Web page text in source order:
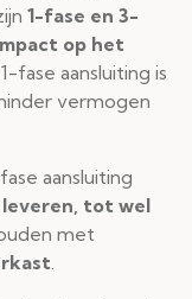
1-fase en 3-
op het
fase aansluiting is
vermogen
aansluiting
tot wel
met